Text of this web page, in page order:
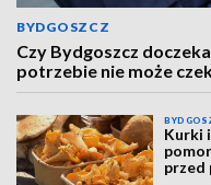
BYDGOSZCZ
Czy Bydgoszcz
potrzebie nie może
Kurki
przed